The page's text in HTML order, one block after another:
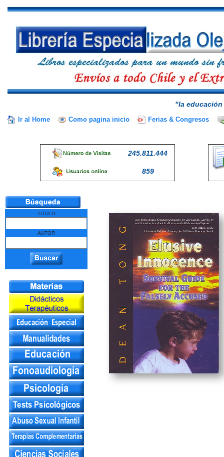
"la
Ir al Home Como pagina inicio Ferias & Congresos
245.811.444
859
TITULO
AUTOR